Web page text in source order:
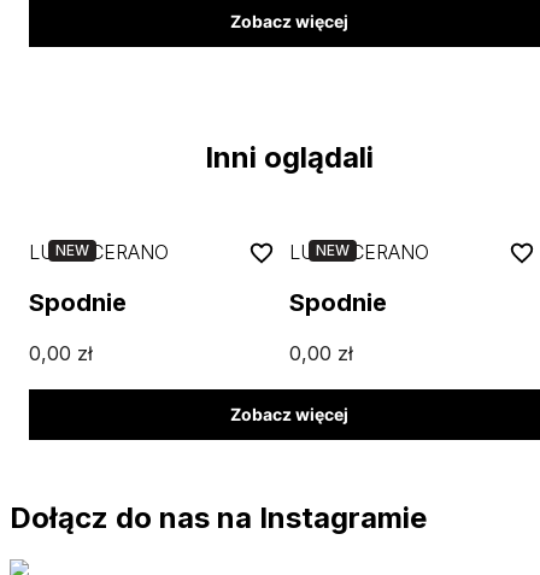
Zobacz więcej
Inni oglądali
NEW
LUISA CERANO
Spodnie
0,00 zł
NEW
LUISA CERANO
Spodnie
0,00 zł
Zobacz więcej
Dołącz do nas na Instagramie